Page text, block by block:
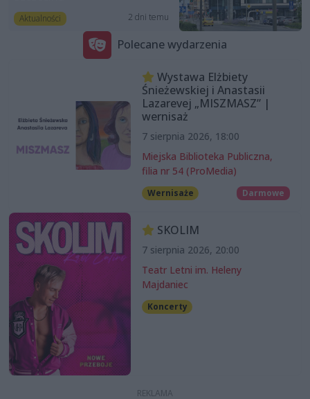
Aktualności 2 dni temu
Polecane wydarzenia
Wystawa Elżbiety
Śnieżewskiej i Anastasii
Lazarevej „MISZMASZ” |
wernisaż
7 sierpnia 2026, 18:00
Miejska Biblioteka Publiczna,
filia nr 54 (ProMedia)
Wernisaże Darmowe
SKOLIM
7 sierpnia 2026, 20:00
Teatr Letni im. Heleny
Majdaniec
Koncerty